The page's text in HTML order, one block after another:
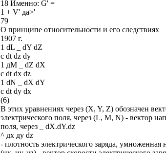
18 Именно: G' =
1 + V' да>'
79
О принципе относительности и его следствиях
1907 г.
1 dL _ dY dZ
с dt dz dy
1 дМ _ dZ dX
с dt dx dz
1 dN _ dX dY
с dt dy dx
(6)
В этих уравнениях через (X, Y, Z) обозначен
электрического поля, через (L, М, N) - вектор
поля, через _ dX.dY.dz
^ дх ду dz
- плотность электрического заряда, умноженная